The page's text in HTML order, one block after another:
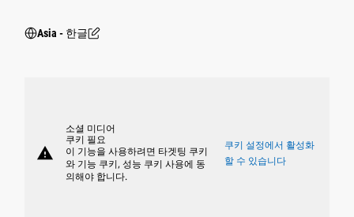
Asia - 한글
warning
소셜 미디어
쿠키 필요
이 기능을 사용하려면 타겟팅 쿠키
와 기능 쿠키, 성능 쿠키 사용에 동
의해야 합니다.
쿠키 설정에서 활성화
할 수 있습니다